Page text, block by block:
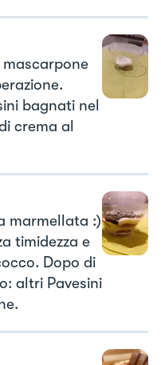
bagnati nel
crema al
marmellata :)
timidezza e
Dopo di
altri Pavesini